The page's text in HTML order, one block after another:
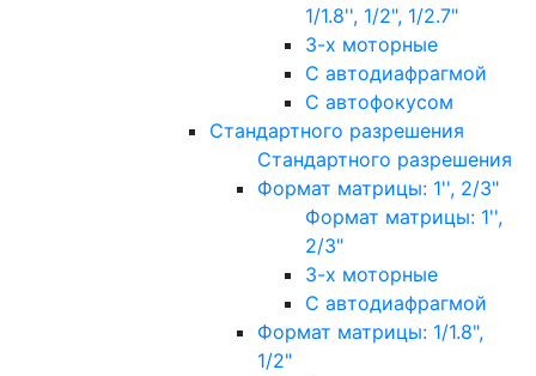
1/1.8'', 1/2", 1/2.7"
3-х моторные
С автодиафрагмой
С автофокусом
Стандартного разрешения
Стандартного разрешения
Формат матрицы: 1'', 2/3"
Формат матрицы: 1'',
2/3"
3-х моторные
С автодиафрагмой
Формат матрицы: 1/1.8",
1/2"